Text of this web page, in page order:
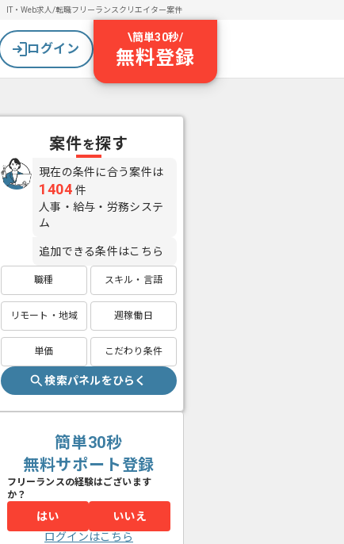
IT・Web求人/転職フリーランスクリエイター案件
ログイン
\簡単30秒/
無料登録
案件を探す
現在の条件に合う案件は
1404 件
人事・給与・労務システ
ム
追加できる条件はこちら
職種 スキル・言語
リモート・地域 週稼働日
単価 こだわり条件
検索パネルをひらく
簡単30秒
無料サポート登録
フリーランスの経験はございます
か？
はい
いいえ
ログインはこちら